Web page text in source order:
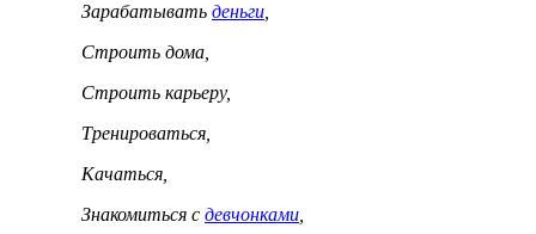
Зарабатывать деньги
Строить дома,
Строить карьеру,
Тренироваться,
Качаться,
Знакомиться с девчонками